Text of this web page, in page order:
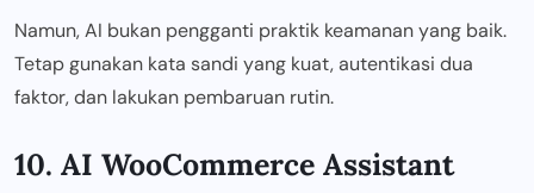
Namun, AI bukan pengganti praktik keamanan yang baik.
Tetap gunakan kata sandi yang kuat, autentikasi dua
faktor, dan lakukan pembaruan rutin.
10. AI WooCommerce Assistant